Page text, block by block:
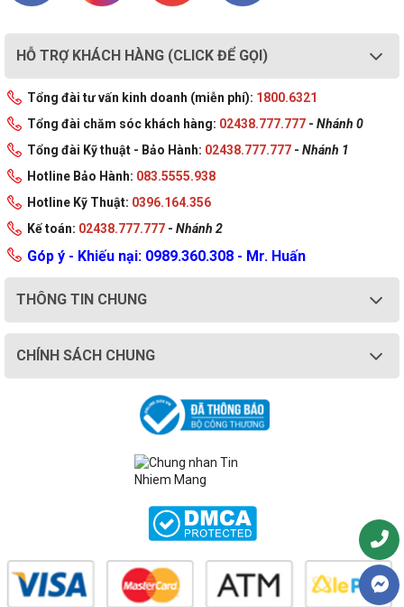
HỖ TRỢ KHÁCH HÀNG (CLICK ĐỂ GỌI)
Tổng đài tư vấn kinh doanh (miễn phí): 1800.6321
Tổng đài chăm sóc khách hàng: 02438.777.777 - Nhánh 0
Tổng đài Kỹ thuật - Bảo Hành: 02438.777.777 - Nhánh 1
Hotline Bảo Hành: 083.5555.938
Hotline Kỹ Thuật: 0396.164.356
Kế toán: 02438.777.777 - Nhánh 2
Góp ý - Khiếu nại: 0989.360.308 - Mr. Huấn
THÔNG TIN CHUNG
CHÍNH SÁCH CHUNG